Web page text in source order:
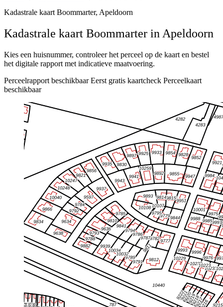
Kadastrale kaart Boommarter, Apeldoorn
Kadastrale kaart Boommarter in Apeldoorn
Kies een huisnummer, controleer het perceel op de kaart en bestel
het digitale rapport met indicatieve maatvoering.
Perceelrapport beschikbaar Eerst gratis kaartcheck Perceelkaart
beschikbaar